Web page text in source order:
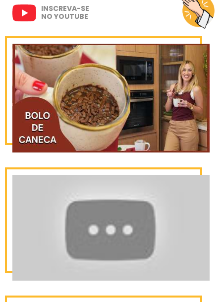
INSCREVA-SE
NO YOUTUBE